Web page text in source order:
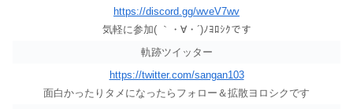
https://discord.gg/wveV7wv
気軽に参加( ｀・∀・´)ﾉﾖﾛｼｸです
軌跡ツイッター
https://twitter.com/sangan103
面白かったりタメになったらフォロー＆拡散ヨロシクです